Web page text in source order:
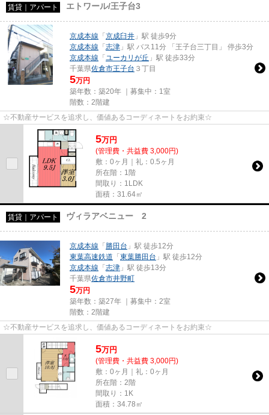
賃貸｜アパート エトワール/王子台3
京成本線 「 京成臼井 」駅 徒歩9分
京成本線 「 志津 」駅 バス11分 「王子台三丁目」 停歩3分
京成本線 「 ユーカリが丘 」駅 徒歩33分
千葉県佐倉市王子台 ３丁目
5万円
築年数：築20年 ｜募集中： 1室
階数：2階建
☆不動産サービスを追求し、価値あるコーディネートをお約束☆
5万円
(管理費・共益費 3,000円)
敷：0ヶ月｜礼：0.5ヶ月
所在階：1階
間取り：1LDK
面積：31.64㎡
賃貸｜アパート ヴィラアベニュー 2
京成本線 「 勝田台 」駅 徒歩12分
東葉高速鉄道 「 東葉勝田台 」駅 徒歩12分
京成本線 「 志津 」駅 徒歩13分
千葉県佐倉市井野町
5万円
築年数：築27年 ｜募集中： 2室
階数：2階建
☆不動産サービスを追求し、価値あるコーディネートをお約束☆
5万円
(管理費・共益費 3,000円)
敷：0ヶ月｜礼：0ヶ月
所在階：2階
間取り：1K
面積：34.78㎡